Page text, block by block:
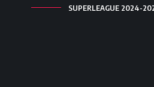
SUPERLEAGUE